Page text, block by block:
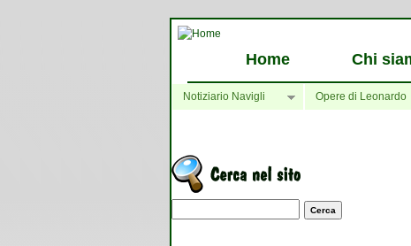
Home Chi
Notiziario Navigli Opere di Leonardo
Maschera di ricerca